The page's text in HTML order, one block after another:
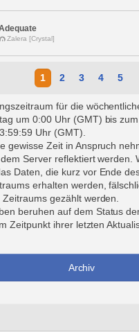
Zalera [Crystal]
1 2 3 4 5
für die
um 0:00 Uhr (GMT) bis
Uhr (GMT).
gewisse Zeit in Anspruch
Server reflektiert werden.
Daten, die kurz vor Ende
erhalten werden,
gezählt werden.
beruhen auf dem Status
Zeitpunkt ihrer letzten
Archiv